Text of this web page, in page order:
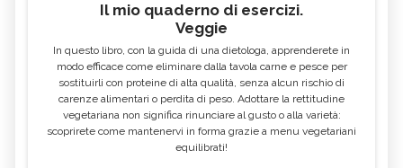
Il mio quaderno di esercizi.
Veggie
In questo libro, con la guida di una dietologa, apprenderete in
modo efficace come eliminare dalla tavola carne e pesce per
sostituirli con proteine di alta qualità, senza alcun rischio di
carenze alimentari o perdita di peso. Adottare la rettitudine
vegetariana non significa rinunciare al gusto o alla varietà:
scoprirete come mantenervi in forma grazie a menu vegetariani
equilibrati!